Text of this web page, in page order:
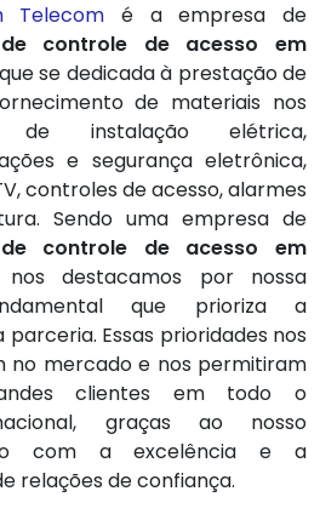
Telecom é a empresa de
controle de acesso em
que se dedicada à prestação de
de materiais nos
de instalação elétrica,
e segurança eletrônica,
controles de acesso, alarmes
Sendo uma empresa de
controle de acesso em
nos destacamos por nossa
que prioriza a
parceria. Essas prioridades nos
no mercado e nos permitiram
clientes em todo o
graças ao nosso
com a excelência e a
relações de confiança.